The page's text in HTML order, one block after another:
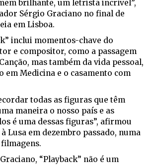
brilhante, um letrista incrível”,
Sérgio Graciano no final de
em Lisboa.
inclui momentos-chave do
e compositor, como a passagem
mas também da vida pessoal,
em Medicina e o casamento com
todas as figuras que têm
maneira o nosso país e as
é uma dessas figuras”, afirmou
Lusa em dezembro passado, numa
filmagens.
“Playback” não é um